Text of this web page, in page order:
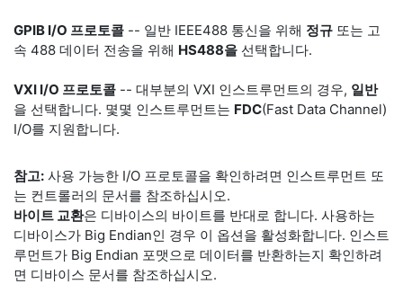
GPIB I/O 프로토콜 -- 일반 IEEE488 통신을 위해 정규 또는 고
속 488 데이터 전송을 위해 HS488을 선택합니다.
VXI I/O 프로토콜 -- 대부분의 VXI 인스트루먼트의 경우, 일반
을 선택합니다. 몇몇 인스트루먼트는 FDC(Fast Data Channel)
I/O를 지원합니다.
참고: 사용 가능한 I/O 프로토콜을 확인하려면 인스트루먼트 또
는 컨트롤러의 문서를 참조하십시오.
바이트 교환은 디바이스의 바이트를 반대로 합니다. 사용하는
디바이스가 Big Endian인 경우 이 옵션을 활성화합니다. 인스트
루먼트가 Big Endian 포맷으로 데이터를 반환하는지 확인하려
면 디바이스 문서를 참조하십시오.